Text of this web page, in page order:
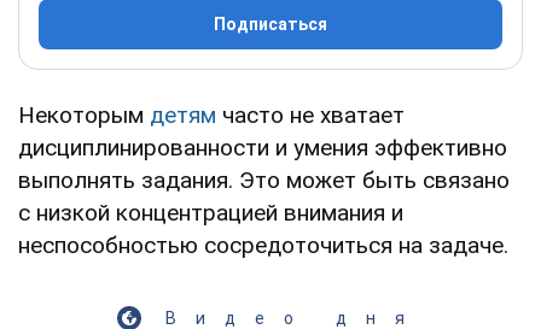
Подписаться
Некоторым детям часто не хватает
дисциплинированности и умения эффективно
выполнять задания. Это может быть связано
с низкой концентрацией внимания и
неспособностью сосредоточиться на задаче.
Видео дня